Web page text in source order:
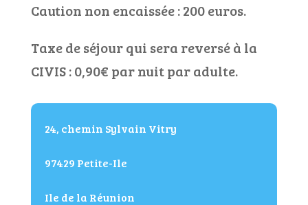
Caution non encaissée : 200 euros.
Taxe de séjour qui sera reversé à la
CIVIS : 0,90€ par nuit par adulte.
24, chemin Sylvain Vitry
97429 Petite-Ile
Ile de la Réunion